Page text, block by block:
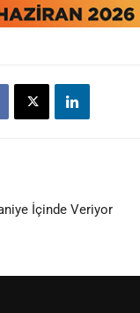
İçinde Veriyor